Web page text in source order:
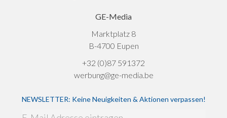
GE-Media
Marktplatz 8
B-4700 Eupen
+32 (0)87 591372
werbung@ge-media.be
NEWSLETTER: Keine Neuigkeiten & Aktionen verpassen!